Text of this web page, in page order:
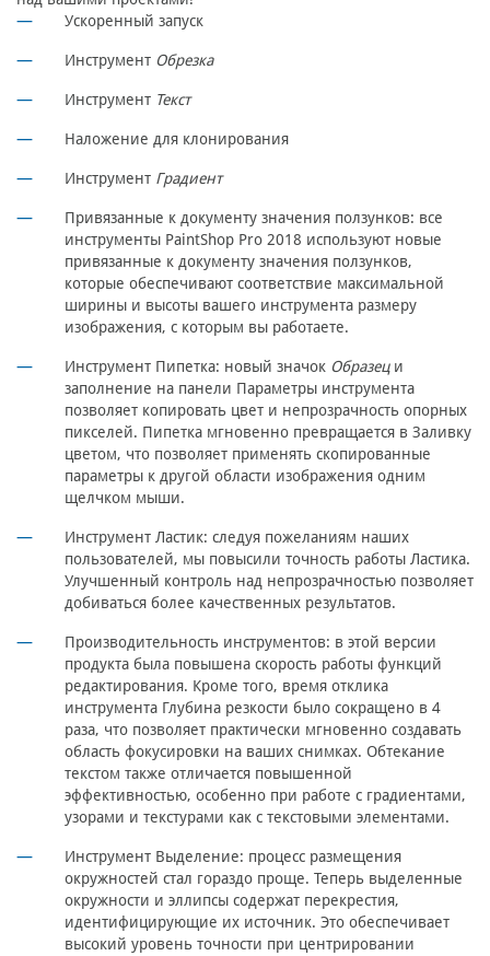
Ускоренный запуск
Инструмент Обрезка
Инструмент Текст
Наложение для клонирования
Инструмент Градиент
Привязанные к документу значения ползунков: все
инструменты PaintShop Pro 2018 используют новые
привязанные к документу значения ползунков,
которые обеспечивают соответствие максимальной
ширины и высоты вашего инструмента размеру
изображения, с которым вы работаете.
Инструмент Пипетка: новый значок Образец и
заполнение на панели Параметры инструмента
позволяет копировать цвет и непрозрачность опорных
пикселей. Пипетка мгновенно превращается в Заливку
цветом, что позволяет применять скопированные
параметры к другой области изображения одним
щелчком мыши.
Инструмент Ластик: следуя пожеланиям наших
пользователей, мы повысили точность работы Ластика.
Улучшенный контроль над непрозрачностью позволяет
добиваться более качественных результатов.
Производительность инструментов: в этой версии
продукта была повышена скорость работы функций
редактирования. Кроме того, время отклика
инструмента Глубина резкости было сокращено в 4
раза, что позволяет практически мгновенно создавать
область фокусировки на ваших снимках. Обтекание
текстом также отличается повышенной
эффективностью, особенно при работе с градиентами,
узорами и текстурами как с текстовыми элементами.
Инструмент Выделение: процесс размещения
окружностей стал гораздо проще. Теперь выделенные
окружности и эллипсы содержат перекрестия,
идентифицирующие их источник. Это обеспечивает
высокий уровень точности при центрировании